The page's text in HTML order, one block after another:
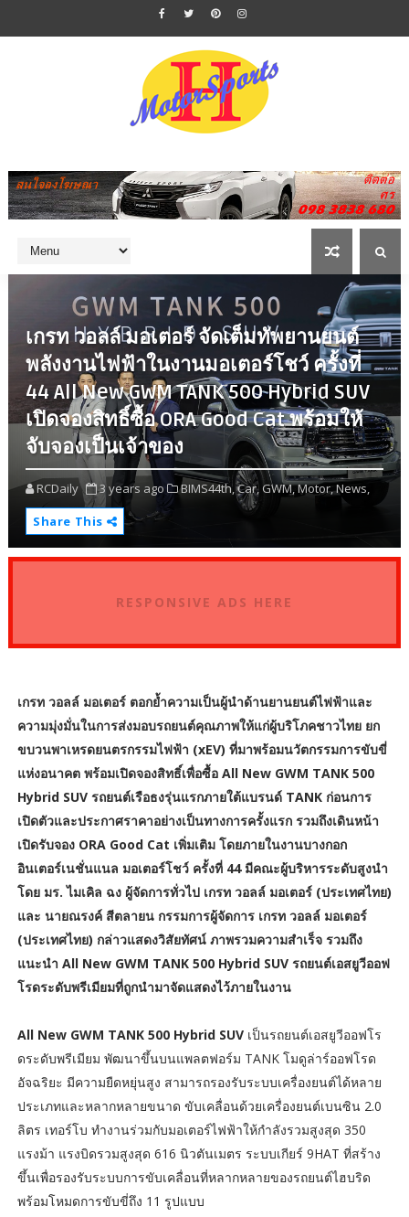
เกรท วอลล์ มอเตอร์ จัดเต็มทัพยานยนต์
พลังงานไฟฟ้าในงานมอเตอร์โชว์ ครั้งที่
44 All New GWM TANK 500 Hybrid SUV
เปิดจองสิทธิ์ซื้อ ORA Good Cat พร้อมให้
จับจองเป็นเจ้าของ
RCDaily 3 years ago BIMS44th,Car,GWM,Motor,News,
Share This
RESPONSIVE ADS HERE
เกรท วอลล์ มอเตอร์ ตอกย้ำความเป็นผู้นำด้านยานยนต์ไฟฟ้าและ
ความมุ่งมั่นในการส่งมอบรถยนต์คุณภาพให้แก่ผู้บริโภคชาวไทย ยก
ขบวนพาเหรดยนตรกรรมไฟฟ้า (xEV) ที่มาพร้อมนวัตกรรมการขับขี่
แห่งอนาคต พร้อมเปิดจองสิทธิ์เพื่อซื้อ All New GWM TANK 500
Hybrid SUV รถยนต์เรือธงรุ่นแรกภายใต้แบรนด์ TANK ก่อนการ
เปิดตัวและประกาศราคาอย่างเป็นทางการครั้งแรก รวมถึงเดินหน้า
เปิดรับจอง ORA Good Cat เพิ่มเติม โดยภายในงานบางกอก
อินเตอร์เนชั่นแนล มอเตอร์โชว์ ครั้งที่ 44 มีคณะผู้บริหารระดับสูงนำ
โดย มร. ไมเคิล ฉง ผู้จัดการทั่วไป เกรท วอลล์ มอเตอร์ (ประเทศไทย)
และ นายณรงค์ สีตลายน กรรมการผู้จัดการ เกรท วอลล์ มอเตอร์
(ประเทศไทย) กล่าวแสดงวิสัยทัศน์ ภาพรวมความสำเร็จ รวมถึง
แนะนำ All New GWM TANK 500 Hybrid SUV รถยนต์เอสยูวีออฟ
โรดระดับพรีเมียมที่ถูกนำมาจัดแสดงไว้ภายในงาน
All New GWM TANK 500 Hybrid SUVเป็นรถยนต์เอสยูวีออฟโร
ดระดับพรีเมียม พัฒนาขึ้นบนแพลตฟอร์ม TANK โมดูล่าร์ออฟโรด
อัจฉริยะ มีความยืดหยุ่นสูง สามารถรองรับระบบเครื่องยนต์ได้หลาย
ประเภทและหลากหลายขนาด ขับเคลื่อนด้วยเครื่องยนต์เบนซิน 2.0
ลิตร เทอร์โบ ทำงานร่วมกับมอเตอร์ไฟฟ้าให้กำลังรวมสูงสุด 350
แรงม้า แรงบิดรวมสูงสุด 616 นิวตันเมตร ระบบเกียร์ 9HAT ที่สร้าง
ขึ้นเพื่อรองรับระบบการขับเคลื่อนที่หลากหลายของรถยนต์ไฮบริด
พร้อมโหมดการขับขี่ถึง 11 รูปแบบ